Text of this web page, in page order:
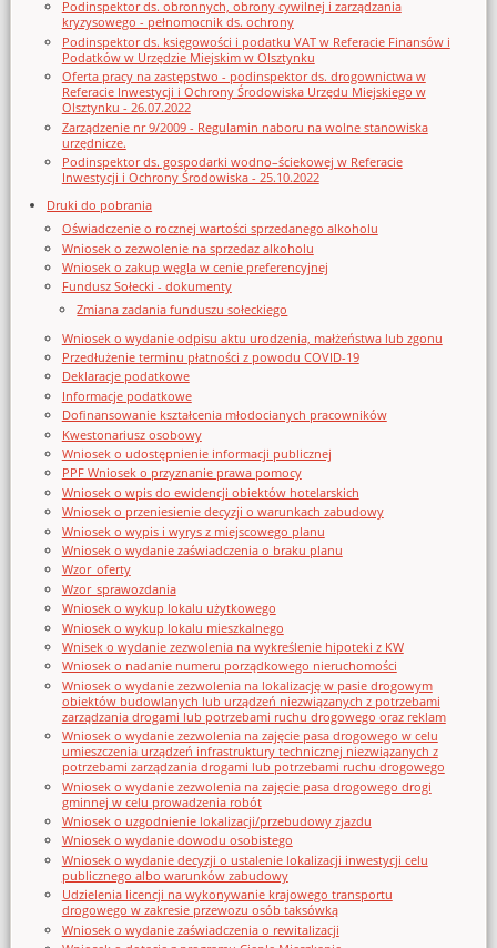
Podinspektor ds. obronnych, obrony cywilnej i zarządzania
kryzysowego - pełnomocnik ds. ochrony
Podinspektor ds. księgowości i podatku VAT w Referacie Finansów i
Podatków w Urzędzie Miejskim w Olsztynku
Oferta pracy na zastępstwo - podinspektor ds. drogownictwa w
Referacie Inwestycji i Ochrony Środowiska Urzędu Miejskiego w
Olsztynku - 26.07.2022
Zarządzenie nr 9/2009 - Regulamin naboru na wolne stanowiska
urzędnicze.
Podinspektor ds. gospodarki wodno–ściekowej w Referacie
Inwestycji i Ochrony Środowiska - 25.10.2022
Druki do pobrania
Oświadczenie o rocznej wartości sprzedanego alkoholu
Wniosek o zezwolenie na sprzedaz alkoholu
Wniosek o zakup węgla w cenie preferencyjnej
Fundusz Sołecki - dokumenty
Zmiana zadania funduszu sołeckiego
Wniosek o wydanie odpisu aktu urodzenia, małżeństwa lub zgonu
Przedłużenie terminu płatności z powodu COVID-19
Deklaracje podatkowe
Informacje podatkowe
Dofinansowanie kształcenia młodocianych pracowników
Kwestonariusz osobowy
Wniosek o udostępnienie informacji publicznej
PPF Wniosek o przyznanie prawa pomocy
Wniosek o wpis do ewidencji obiektów hotelarskich
Wniosek o przeniesienie decyzji o warunkach zabudowy
Wniosek o wypis i wyrys z miejscowego planu
Wniosek o wydanie zaświadczenia o braku planu
Wzor_oferty
Wzor_sprawozdania
Wniosek o wykup lokalu użytkowego
Wniosek o wykup lokalu mieszkalnego
Wnisek o wydanie zezwolenia na wykreślenie hipoteki z KW
Wniosek o nadanie numeru porządkowego nieruchomości
Wniosek o wydanie zezwolenia na lokalizację w pasie drogowym
obiektów budowlanych lub urządzeń niezwiązanych z potrzebami
zarządzania drogami lub potrzebami ruchu drogowego oraz reklam
Wniosek o wydanie zezwolenia na zajęcie pasa drogowego w celu
umieszczenia urządzeń infrastruktury technicznej niezwiązanych z
potrzebami zarządzania drogami lub potrzebami ruchu drogowego
Wniosek o wydanie zezwolenia na zajęcie pasa drogowego drogi
gminnej w celu prowadzenia robót
Wniosek o uzgodnienie lokalizacji/przebudowy zjazdu
Wniosek o wydanie dowodu osobistego
Wniosek o wydanie decyzji o ustalenie lokalizacji inwestycji celu
publicznego albo warunków zabudowy
Udzielenia licencji na wykonywanie krajowego transportu
drogowego w zakresie przewozu osób taksówką
Wniosek o wydanie zaświadczenia o rewitalizacji